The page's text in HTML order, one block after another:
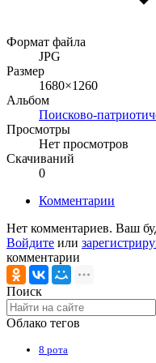
Формат файла
JPG
Размер
1680×1260
Альбом
Поисково-
Просмотры
Нет просмотров
Скачиваний
0
Комментарии
Нет комментариев. Ваш
Войдите или
комментарии
Поиск
Облако тегов
8 рота